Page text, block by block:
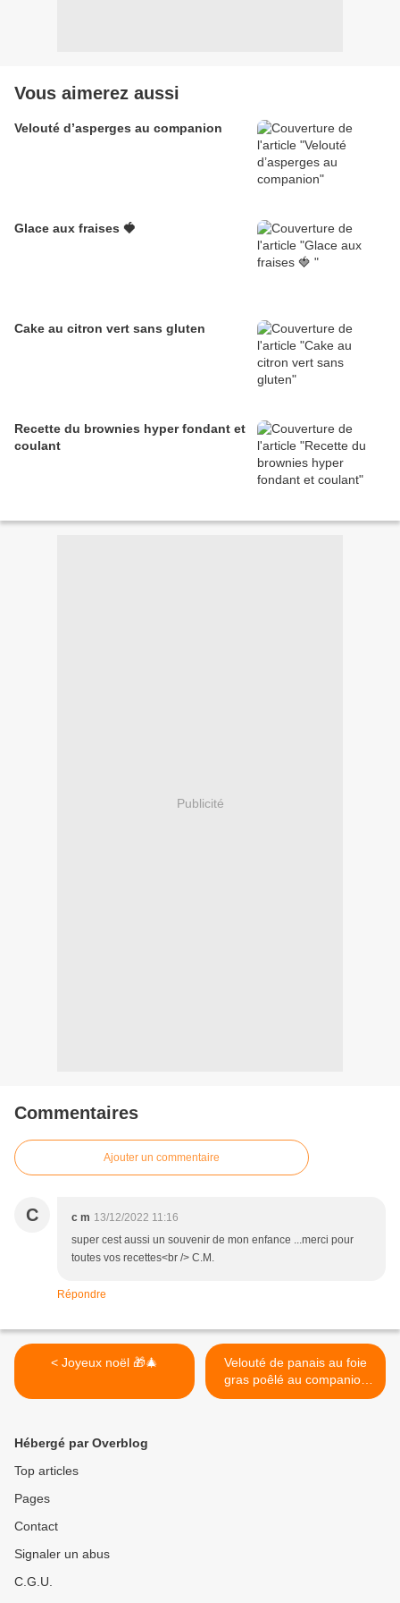
Vous aimerez aussi
Velouté d’asperges au companion
Glace aux fraises 🍓
Cake au citron vert sans gluten
Recette du brownies hyper fondant et
coulant
Publicité
Commentaires
Ajouter un commentaire
C c m 13/12/2022 11:16
super cest aussi un souvenir de mon enfance ...merci pour
toutes vos recettes<br /> C.M.
Répondre
< Joyeux noël 🎁🎄
Velouté de panais au foie
gras poêlé au companion
thermomix ou sans robot >
Hébergé par Overblog
Top articles
Pages
Contact
Signaler un abus
C.G.U.